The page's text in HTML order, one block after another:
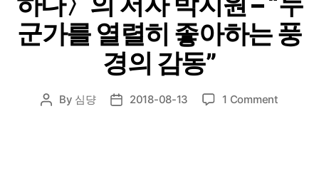
군가를 열렬히 좋아하는 풍
경의 감동”
Post
By 심댱
Post2018-08-13 1 Commenton